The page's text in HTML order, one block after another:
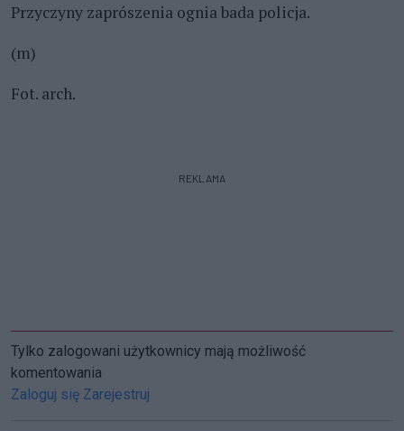
Przyczyny zaprószenia ognia bada policja.
(m)
Fot. arch.
REKLAMA
Tylko zalogowani użytkownicy mają możliwość
komentowania
Zaloguj się Zarejestruj